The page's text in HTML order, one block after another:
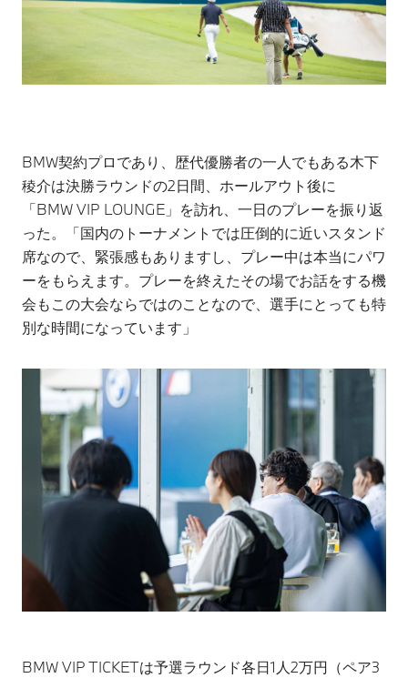
BMW契約プロであり、歴代優勝者の一人でもある木下
稜介は決勝ラウンドの2日間、ホールアウト後に
「BMW VIP LOUNGE」を訪れ、一日のプレーを振り返
った。「国内のトーナメントでは圧倒的に近いスタンド
席なので、緊張感もありますし、プレー中は本当にパワ
ーをもらえます。プレーを終えたその場でお話をする機
会もこの大会ならではのことなので、選手にとっても特
別な時間になっています」
BMW VIP TICKETは予選ラウンド各日1人2万円（ペア3